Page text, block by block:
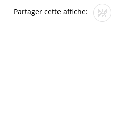
Partager cette affiche: